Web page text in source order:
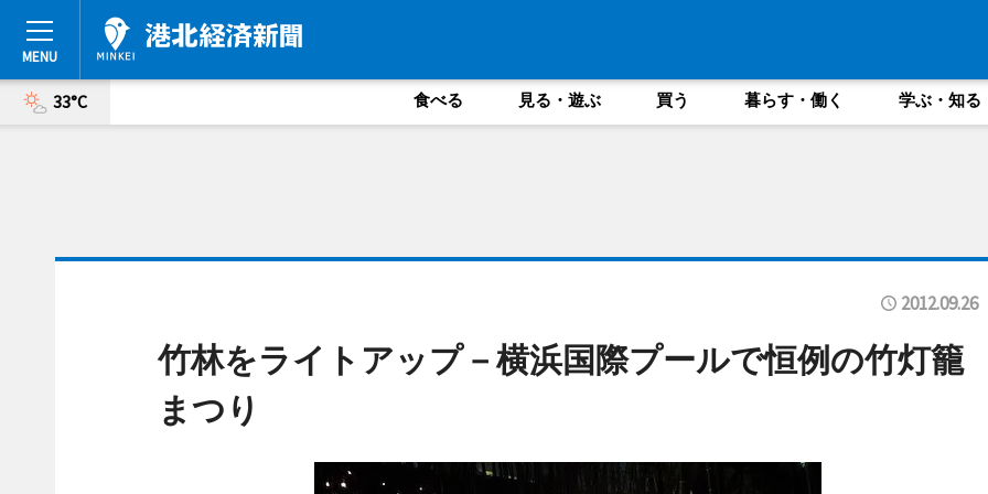
33°C 食べる 見る・遊ぶ 買う 暮らす・働く 学ぶ・知る
2012.09.26
竹林をライトアップ－横浜国際プールで恒例の竹灯籠
まつり